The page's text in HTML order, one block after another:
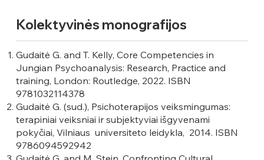
Kolektyvinės monografijos
Gudaitė G. and T. Kelly, Core Competencies in
Jungian Psychoanalysis: Research, Practice and
training, London: Routledge, 2022. ISBN
9781032114378
Gudaitė G. (sud.), Psichoterapijos veiksmingumas:
terapiniai veiksniai ir subjektyviai išgyvenami
pokyčiai, Vilniaus universiteto leidykla, 2014. ISBN
9786094592942